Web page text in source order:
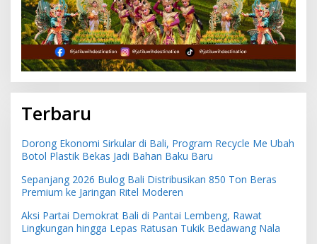
Terbaru
Dorong Ekonomi Sirkular di Bali, Program Recycle Me Ubah
Botol Plastik Bekas Jadi Bahan Baku Baru
Sepanjang 2026 Bulog Bali Distribusikan 850 Ton Beras
Premium ke Jaringan Ritel Moderen
Aksi Partai Demokrat Bali di Pantai Lembeng, Rawat
Lingkungan hingga Lepas Ratusan Tukik Bedawang Nala